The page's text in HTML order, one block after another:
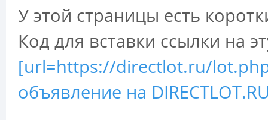
У этой страницы есть
Код для вставки ссылки на
[url=https://directlot.ru/
объявление на